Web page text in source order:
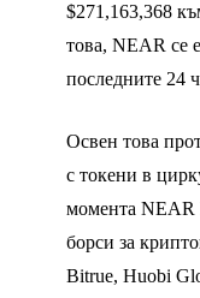
$271,163,368
това, NEAR се
последните 24
Освен това
с токени в
момента NEAR
борси за
Bitrue, Huobi